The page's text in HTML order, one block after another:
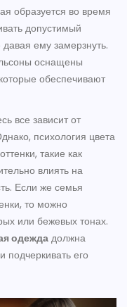
образуется во время
допустимый
ему замерзнуть.
оснащены
обеспечивают
все зависит от
психология цвета
такие как
влиять на
Если же семья
то можно
или бежевых тонах.
одеждадолжна
подчеркивать его